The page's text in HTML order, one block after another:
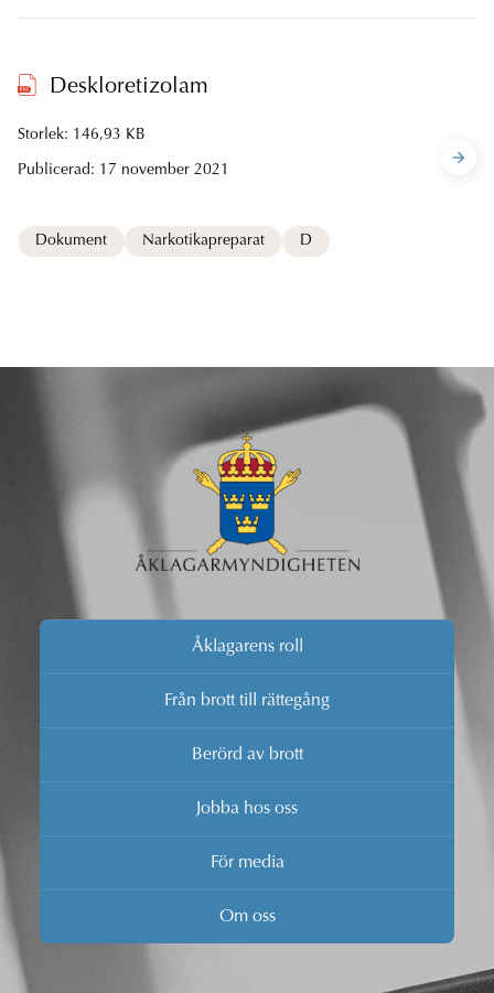
Deskloretizolam
Storlek: 146,93 KB
Publicerad: 17 november 2021
Dokument Narkotikapreparat D
Åklagarens roll
Från brott till rättegång
Berörd av brott
Jobba hos oss
För media
Om oss